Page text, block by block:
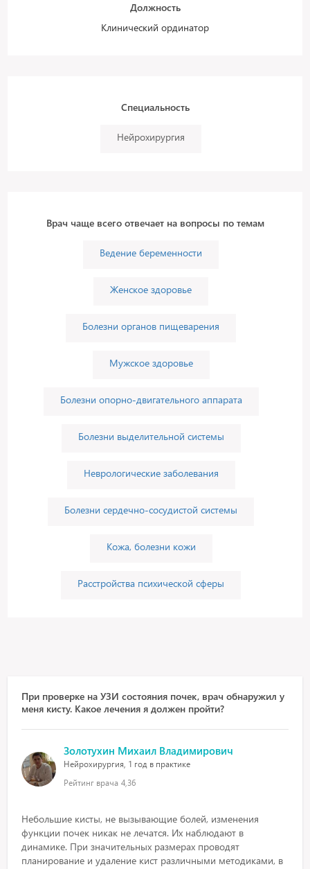
Должность
Клинический ординатор
Специальность
Нейрохирургия
Врач чаще всего отвечает на вопросы по темам
Ведение беременности
Женское здоровье
Болезни органов пищеварения
Мужское здоровье
Болезни опорно-двигательного аппарата
Болезни выделительной системы
Неврологические заболевания
Болезни сердечно-сосудистой системы
Кожа, болезни кожи
Расстройства психической сферы
При проверке на УЗИ состояния почек, врач обнаружил у
меня кисту. Какое лечения я должен пройти?
Золотухин Михаил Владимирович
Нейрохирургия, 1 год в практике
Рейтинг врача 4,36
Небольшие кисты, не вызывающие болей, изменения
функции почек никак не лечатся. Их наблюдают в
динамике. При значительных размерах проводят
планирование и удаление кист различными методиками, в